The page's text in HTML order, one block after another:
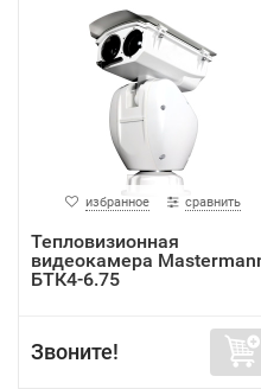
избранное сравнить
Тепловизионная
видеокамера
БТК4-6.75
Звоните!